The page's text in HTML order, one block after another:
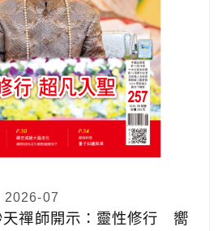
2026-07
天禪師開示：靈性修行 嚮